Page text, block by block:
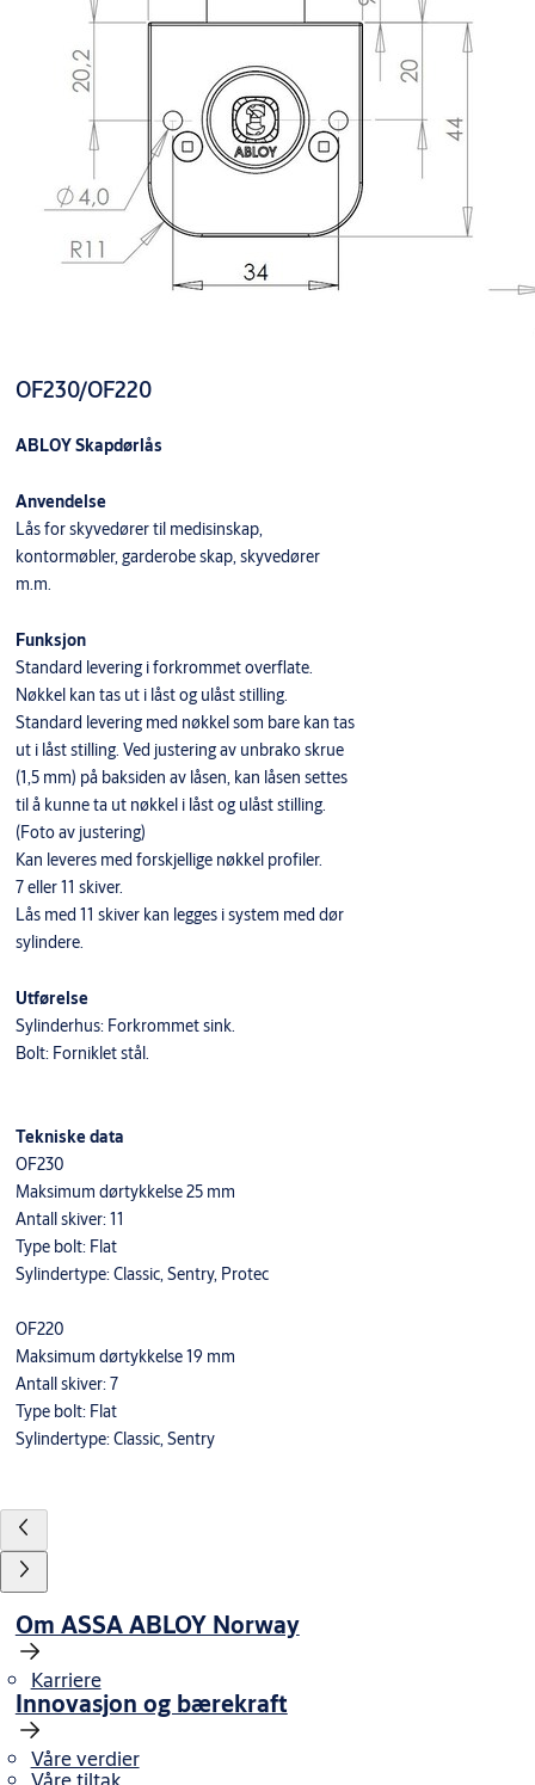
OF230/OF220
ABLOY Skapdørlås
Anvendelse
Lås for skyvedører til medisinskap,
kontormøbler, garderobe skap, skyvedører
m.m.
Funksjon
Standard levering i forkrommet overflate.
Nøkkel kan tas ut i låst og ulåst stilling.
Standard levering med nøkkel som bare kan tas
ut i låst stilling. Ved justering av unbrako skrue
(1,5 mm) på baksiden av låsen, kan låsen settes
til å kunne ta ut nøkkel i låst og ulåst stilling.
(Foto av justering)
Kan leveres med forskjellige nøkkel profiler.
7 eller 11 skiver.
Lås med 11 skiver kan legges i system med dør
sylindere.
Utførelse
Sylinderhus: Forkrommet sink.
Bolt: Forniklet stål.
Tekniske data
OF230
Maksimum dørtykkelse 25 mm
Antall skiver: 11
Type bolt: Flat
Sylindertype: Classic, Sentry, Protec
OF220
Maksimum dørtykkelse 19 mm
Antall skiver: 7
Type bolt: Flat
Sylindertype: Classic, Sentry
Om ASSA ABLOY Norway
Karriere
Innovasjon og bærekraft
Våre verdier